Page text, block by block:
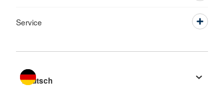
Service
Sprache wechseln zu